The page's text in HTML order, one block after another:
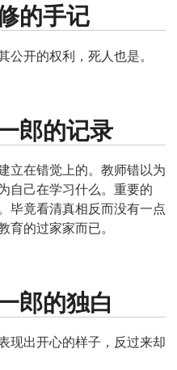
的手记
公开的权利，死人也是。
郎的记录
立在错觉上的。教师错以为
自己在学习什么。重要的
毕竟看清真相反而没有一点
育的过家家而已。
郎的独白
现出开心的样子，反过来却